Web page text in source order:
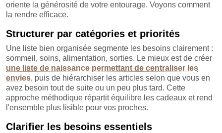
oriente la générosité de votre entourage. Voyons comment
la rendre efficace.
Structurer par catégories et priorités
Une liste bien organisée segmente les besoins clairement :
sommeil, soins, alimentation, sorties. Le mieux est de créer
une liste de naissance permettant de centraliser les
envies, puis de hiérarchiser les articles selon que vous en
avez besoin tout de suite ou un peu plus tard. Cette
approche méthodique répartit équilibre les cadeaux et rend
l'ensemble plus lisible pour vos proches.
Clarifier les besoins essentiels